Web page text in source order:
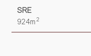
SRE
924m 2